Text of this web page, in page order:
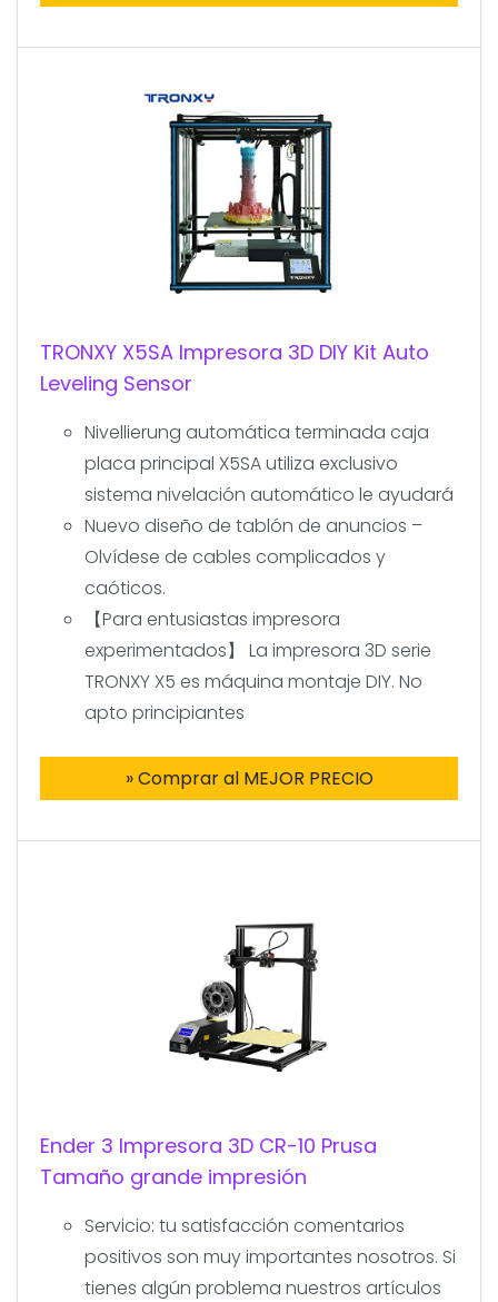
TRONXY X5SA Impresora 3D DIY Kit Auto
Leveling Sensor
Nivellierung automática terminada caja
placa principal X5SA utiliza exclusivo
sistema nivelación automático le ayudará
Nuevo diseño de tablón de anuncios –
Olvídese de cables complicados y
caóticos.
【Para entusiastas impresora
experimentados】 La impresora 3D serie
TRONXY X5 es máquina montaje DIY. No
apto principiantes
» Comprar al MEJOR PRECIO
Ender 3 Impresora 3D CR-10 Prusa
Tamaño grande impresión
Servicio: tu satisfacción comentarios
positivos son muy importantes nosotros. Si
tienes algún problema nuestros artículos